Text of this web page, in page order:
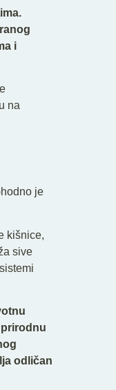
i
na
je
kišnice,
sive
odličan